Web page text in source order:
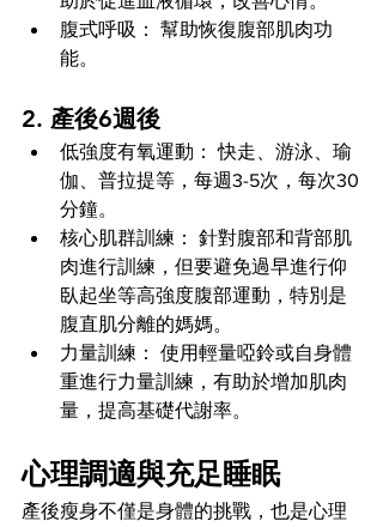
腹式呼吸： 幫助恢復腹部肌肉功
能。
2. 產後6週後
低強度有氧運動： 快走、游泳、瑜
伽、普拉提等，每週3-5次，每次30
分鐘。
核心肌群訓練： 針對腹部和背部肌
肉進行訓練，但要避免過早進行仰
臥起坐等高強度腹部運動，特別是
腹直肌分離的媽媽。
力量訓練： 使用輕量啞鈴或自身體
重進行力量訓練，有助於增加肌肉
量，提高基礎代謝率。
心理調適與充足睡眠
產後瘦身不僅是身體的挑戰，也是心理